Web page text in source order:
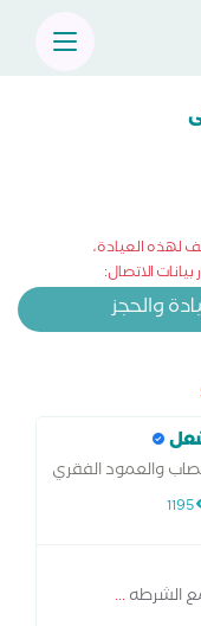
لهذه العيادة،
الاتصال:
والحجز
والعمود الفقري
1195
الشرطه...